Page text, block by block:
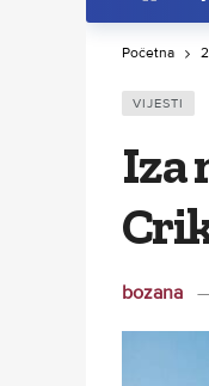
Početna
VIJESTI
Iza
bozana